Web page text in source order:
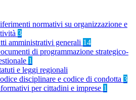
normativi su organizzazione e
3
amministrativi generali 14
di programmazione strategico-
1
e leggi regionali
disciplinare e codice di condotta 3
per cittadini e imprese 1